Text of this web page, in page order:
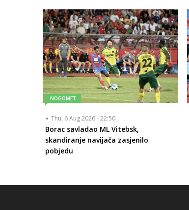
NOGOMET
Thu, 6 Aug 2026 - 22:50
Borac savladao ML Vitebsk,
skandiranje navijača zasjenilo
pobjedu